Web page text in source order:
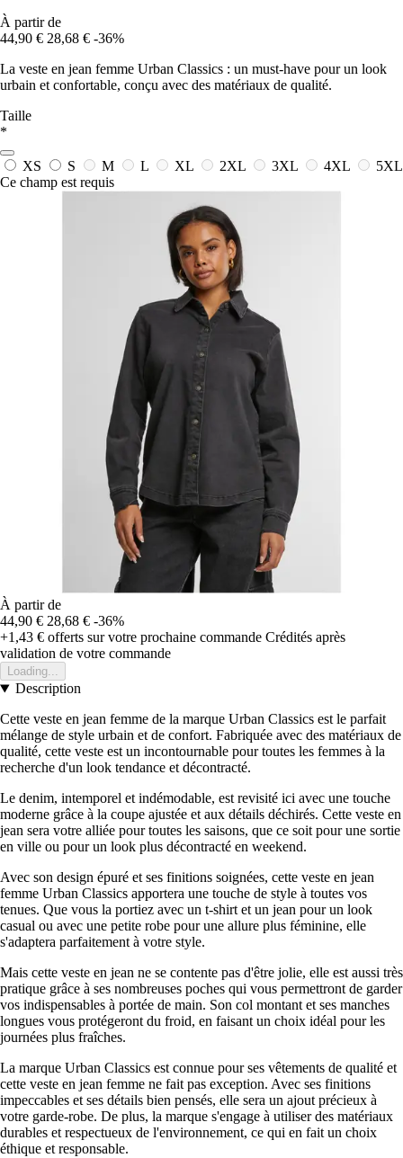
À partir de
44,90 € 28,68 € -36%
La veste en jean femme Urban Classics : un must-have pour un look
urbain et confortable, conçu avec des matériaux de qualité.
Taille
*
XS S M L XL 2XL 3XL 4XL
5XL
Ce champ est requis
À partir de
44,90 € 28,68 € -36%
+1,43 € offerts sur votre prochaine commande Crédités après
validation de votre commande
Loading...
Description
Cette veste en jean femme de la marque Urban Classics est le parfait
mélange de style urbain et de confort. Fabriquée avec des matériaux de
qualité, cette veste est un incontournable pour toutes les femmes à la
recherche d'un look tendance et décontracté.
Le denim, intemporel et indémodable, est revisité ici avec une touche
moderne grâce à la coupe ajustée et aux détails déchirés. Cette veste en
jean sera votre alliée pour toutes les saisons, que ce soit pour une sortie
en ville ou pour un look plus décontracté en weekend.
Avec son design épuré et ses finitions soignées, cette veste en jean
femme Urban Classics apportera une touche de style à toutes vos
tenues. Que vous la portiez avec un t-shirt et un jean pour un look
casual ou avec une petite robe pour une allure plus féminine, elle
s'adaptera parfaitement à votre style.
Mais cette veste en jean ne se contente pas d'être jolie, elle est aussi très
pratique grâce à ses nombreuses poches qui vous permettront de garder
vos indispensables à portée de main. Son col montant et ses manches
longues vous protégeront du froid, en faisant un choix idéal pour les
journées plus fraîches.
La marque Urban Classics est connue pour ses vêtements de qualité et
cette veste en jean femme ne fait pas exception. Avec ses finitions
impeccables et ses détails bien pensés, elle sera un ajout précieux à
votre garde-robe. De plus, la marque s'engage à utiliser des matériaux
durables et respectueux de l'environnement, ce qui en fait un choix
éthique et responsable.